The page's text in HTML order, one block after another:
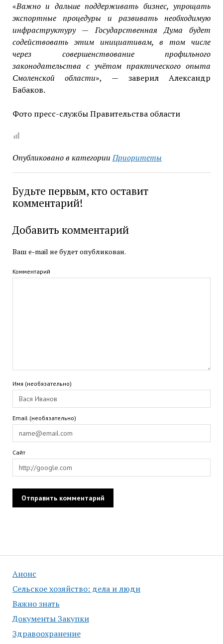
Анонс
Сельское хозяйство: дела и люди
Важно знать
Документы Закупки
Здравоохранение
«Важно и дальше поддерживать бизнес, упрощать
экспортные процедуры и развивать необходимую
инфраструктуру — Государственная Дума будет
содействовать этим инициативам, в том числе
через совершенствование профильного
законодательства с учётом практического опыта
Смоленской области», — заверил Александр
Бабаков.
Фото пресс-службы Правительства области
Опубликовано в категории Приоритеты
Будьте первым, кто оставит
комментарий!
Добавить комментарий
Ваш e-mail не будет опубликован.
Комментарий
Имя (необязательно)
Email (необязательно)
Сайт